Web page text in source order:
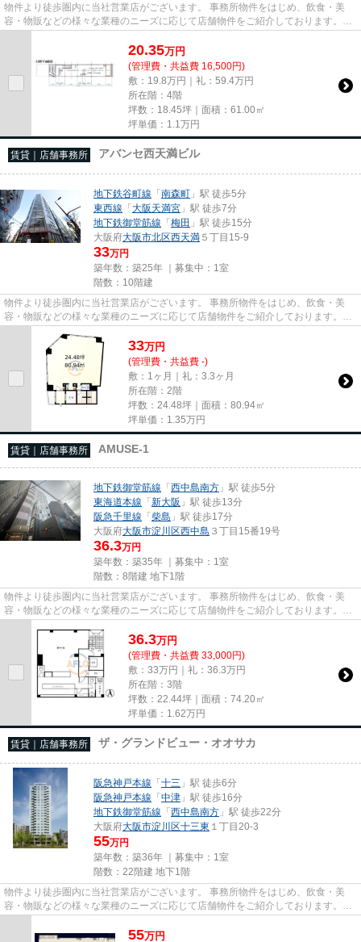
物件より徒歩圏内に当社営業店がございます。 事務所物件をはじめ、飲食・美
容・物販などの様々な業種のニーズに応じて店舗物件をご紹介しております。
尚、弊社ではおとり広告は一切...
20.35万円
(管理費・共益費 16,500円)
敷：19.8万円｜礼：59.4万円
所在階：4階
坪数：18.45坪｜面積：61.00㎡
坪単価： 1.1 万円
賃貸｜店舗事務所 アバンセ西天満ビル
地下鉄谷町線 「南森町 」駅 徒歩5分
東西線 「大阪天満宮 」駅 徒歩7分
地下鉄御堂筋線 「梅田 」駅 徒歩15分
大阪府大阪市北区西天満 ５丁目15-9
33万円
築年数：築25年 ｜募集中： 1室
階数：10階建
物件より徒歩圏内に当社営業店がございます。 事務所物件をはじめ、飲食・美
容・物販などの様々な業種のニーズに応じて店舗物件をご紹介しております。
尚、弊社ではおとり広告は一切...
33万円
(管理費・共益費 -)
敷：1ヶ月｜礼：3.3ヶ月
所在階：2階
坪数：24.48坪｜面積：80.94㎡
坪単価： 1.35万円
賃貸｜店舗事務所 AMUSE-1
地下鉄御堂筋線 「西中島南方 」駅 徒歩5分
東海道本線 「新大阪 」駅 徒歩13分
阪急千里線 「柴島 」駅 徒歩17分
大阪府大阪市淀川区西中島 ３丁目15番19号
36.3万円
築年数：築35年 ｜募集中： 1室
階数：8階建 地下1階
物件より徒歩圏内に当社営業店がございます。 事務所物件をはじめ、飲食・美
容・物販などの様々な業種のニーズに応じて店舗物件をご紹介しております。
尚、弊社ではおとり広告は一切...
36.3万円
(管理費・共益費 33,000円)
敷：33万円｜礼：36.3万円
所在階：3階
坪数：22.44坪｜面積：74.20㎡
坪単価： 1.62万円
賃貸｜店舗事務所 ザ・グランドビュー・オオサカ
阪急神戸本線 「十三 」駅 徒歩6分
阪急神戸本線 「中津 」駅 徒歩16分
地下鉄御堂筋線 「西中島南方 」駅 徒歩22分
大阪府大阪市淀川区十三東 １丁目20-3
55万円
築年数：築36年 ｜募集中： 1室
階数：22階建 地下1階
物件より徒歩圏内に当社営業店がございます。 事務所物件をはじめ、飲食・美
容・物販などの様々な業種のニーズに応じて店舗物件をご紹介しております。
尚、弊社ではおとり広告は一切...
55万円